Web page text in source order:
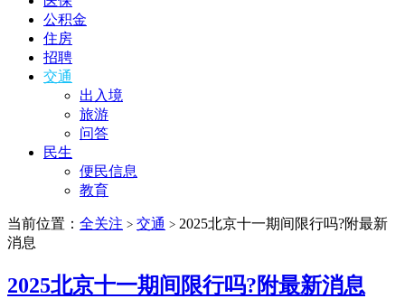
公积金
住房
招聘
交通
出入境
旅游
问答
民生
便民信息
教育
当前位置： 全关注 > 交通 > 2025北京十一期间限行吗?附最新
消息
2025北京十一期间限行吗?附最新消息